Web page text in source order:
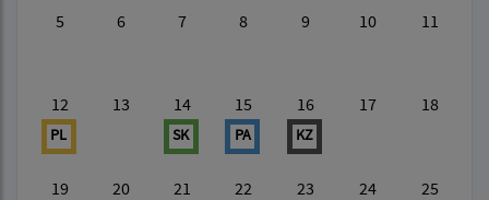
5 6 7 8 9 10 11
12
PL
13 14
SK
15
PA
16
KZ
17 18
19 20 21 22 23 24 25